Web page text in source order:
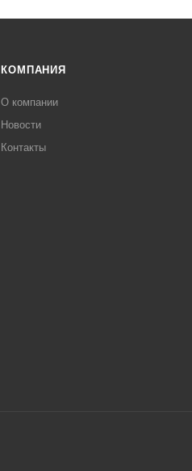
КОМПАНИЯ
О компании
Новости
Контакты